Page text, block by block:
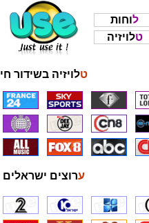
לוחות
טלויזיה
טלויזיה בשידור חי
ערוצים ישראלים